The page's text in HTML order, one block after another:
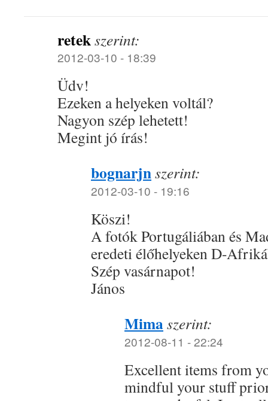
retekszerint:
2012-03-10 - 18:39
Üdv!
Ezeken a helyeken voltál?
Nagyon szép lehetett!
Megint jó írás!
bognarjnszerint:
2012-03-10 - 19:16
Köszi!
A fotók Portugáliában és
eredeti élőhelyeken D-
Szép vasárnapot!
János
Mimaszerint:
2012-08-11 - 22:24
Excellent items from
mindful your stuff